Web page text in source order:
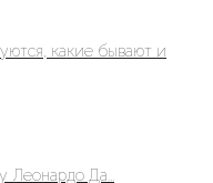
какие бывают и
Леонардо Да...